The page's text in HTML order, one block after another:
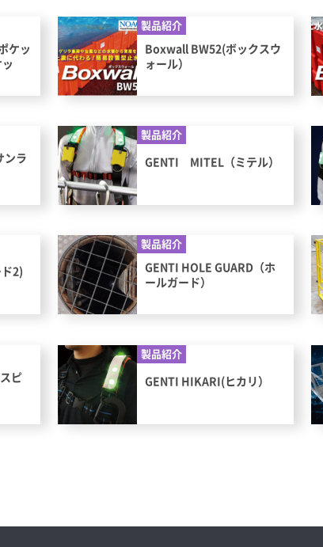
ケッ
製品紹介
Boxwall BW52(ボックスウ
ォール）
ンラ
製品紹介
GENTI MITEL（ミテル）
2)
製品紹介
GENTI HOLE GUARD（ホ
ールガード）
ピ
製品紹介
GENTI HIKARI(ヒカリ）